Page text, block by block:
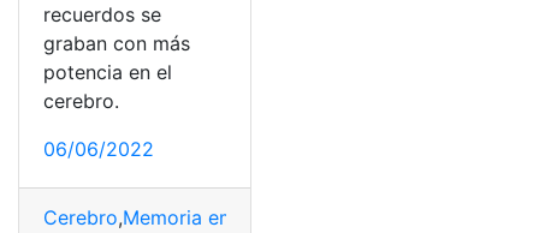
recuerdos se
graban con más
potencia en el
cerebro.
06/06/2022
Cerebro,Memoria emocional